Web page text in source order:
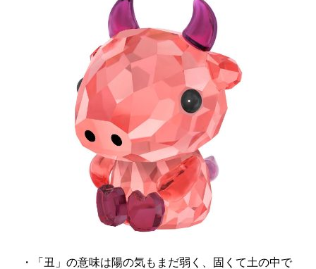
・「丑」の意味は陽の気もまだ弱く、固くて土の中で